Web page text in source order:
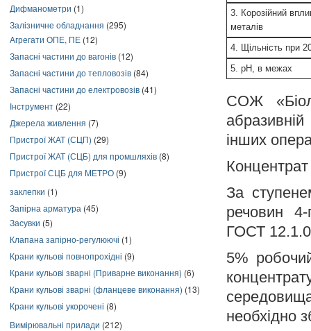
Дифманометри (1)
Залізничне обладнання (295)
Агрегати ОПЕ, ПЕ (12)
Запасні частини до вагонів (12)
Запасні частини до тепловозів (84)
Запасні частини до електровозів (41)
Інструмент (22)
Джерела живлення (7)
Пристрої ЖАТ (СЦП) (29)
Пристрої ЖАТ (СЦБ) для промшляхів (8)
Пристрої СЦБ для МЕТРО (9)
заклепки (1)
Запірна арматура (45)
Засувки (5)
Клапана запірно-регулюючі (1)
Крани кульові повнопрохідні (9)
Крани кульові зварні (Приварне виконання) (6)
Крани кульові зварні (фланцеве виконання) (13)
Крани кульові укорочені (8)
Вимірювальні прилади (212)
3. Корозійний
металів
4. Щільність при
5. рН, в межах
СОЖ
інших
За
речовин
ГОСТ
5%
необхідно